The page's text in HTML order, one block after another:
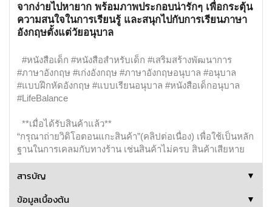
จากง่ายไปหายาก พร้อมภาพประกอบน่ารักๆ เพื่อกระตุ้น
ความสนใจในการเรียนรู้ และสนุกไปกับการเรียนภาษา
อังกฤษตั้งแต่วัยอนุบาล
#หนังสือเด็ก #หนังสือสำหรับเด็ก #เสริมสร้างพัฒนาการ
#ภาษาอังกฤษ #เก่งอังกฤษ #ภาษาอังกฤษอนุบาล #อนุบาล
#แบบฝึกหัดอังกฤษ #แบบเรียนอนุบาล #หนังสือเด็กอนุบาล
#LifeBalance
**เมื่อได้รับสินค้าแล้ว**
“กรุณาถ่ายวิดิโอตอนแกะสินค้า”(คลิปต่อเนื่อง) เพื่อใช้เป็นหลัก
ฐานในการเคลมกับทางร้าน เช่นสินค้าไม่ครบ สินค้าเสียหาย
สารบัญ ▼
ข้อมูลเบื้องต้น ▼